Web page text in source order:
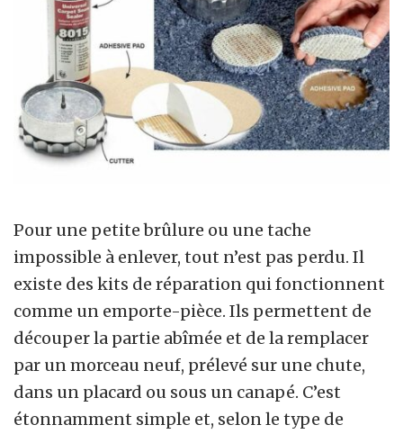
Pour une petite brûlure ou une tache
impossible à enlever, tout n’est pas perdu. Il
existe des kits de réparation qui fonctionnent
comme un emporte-pièce. Ils permettent de
découper la partie abîmée et de la remplacer
par un morceau neuf, prélevé sur une chute,
dans un placard ou sous un canapé. C’est
étonnamment simple et, selon le type de